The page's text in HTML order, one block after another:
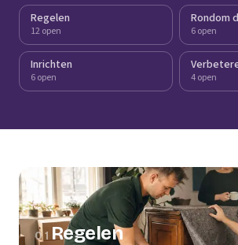
Regelen
12 open
Rondom
6 open
Inrichten
6 open 4 open
01 Regelen